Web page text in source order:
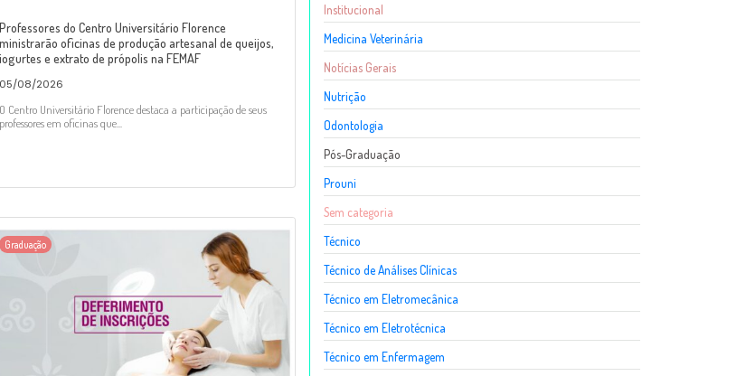
Professores do Centro Universitário Florence
ministrarão oficinas de produção artesanal de queijos,
iogurtes e extrato de própolis na FEMAF
05/08/2026
O Centro Universitário Florence destaca a participação de seus
professores em oficinas que...
Graduação
Institucional
Medicina Veterinária
Notícias Gerais
Nutrição
Odontologia
Pós-Graduação
Prouni
Sem categoria
Técnico
Técnico de Análises Clínicas
Técnico em Eletromecânica
Técnico em Eletrotécnica
Técnico em Enfermagem